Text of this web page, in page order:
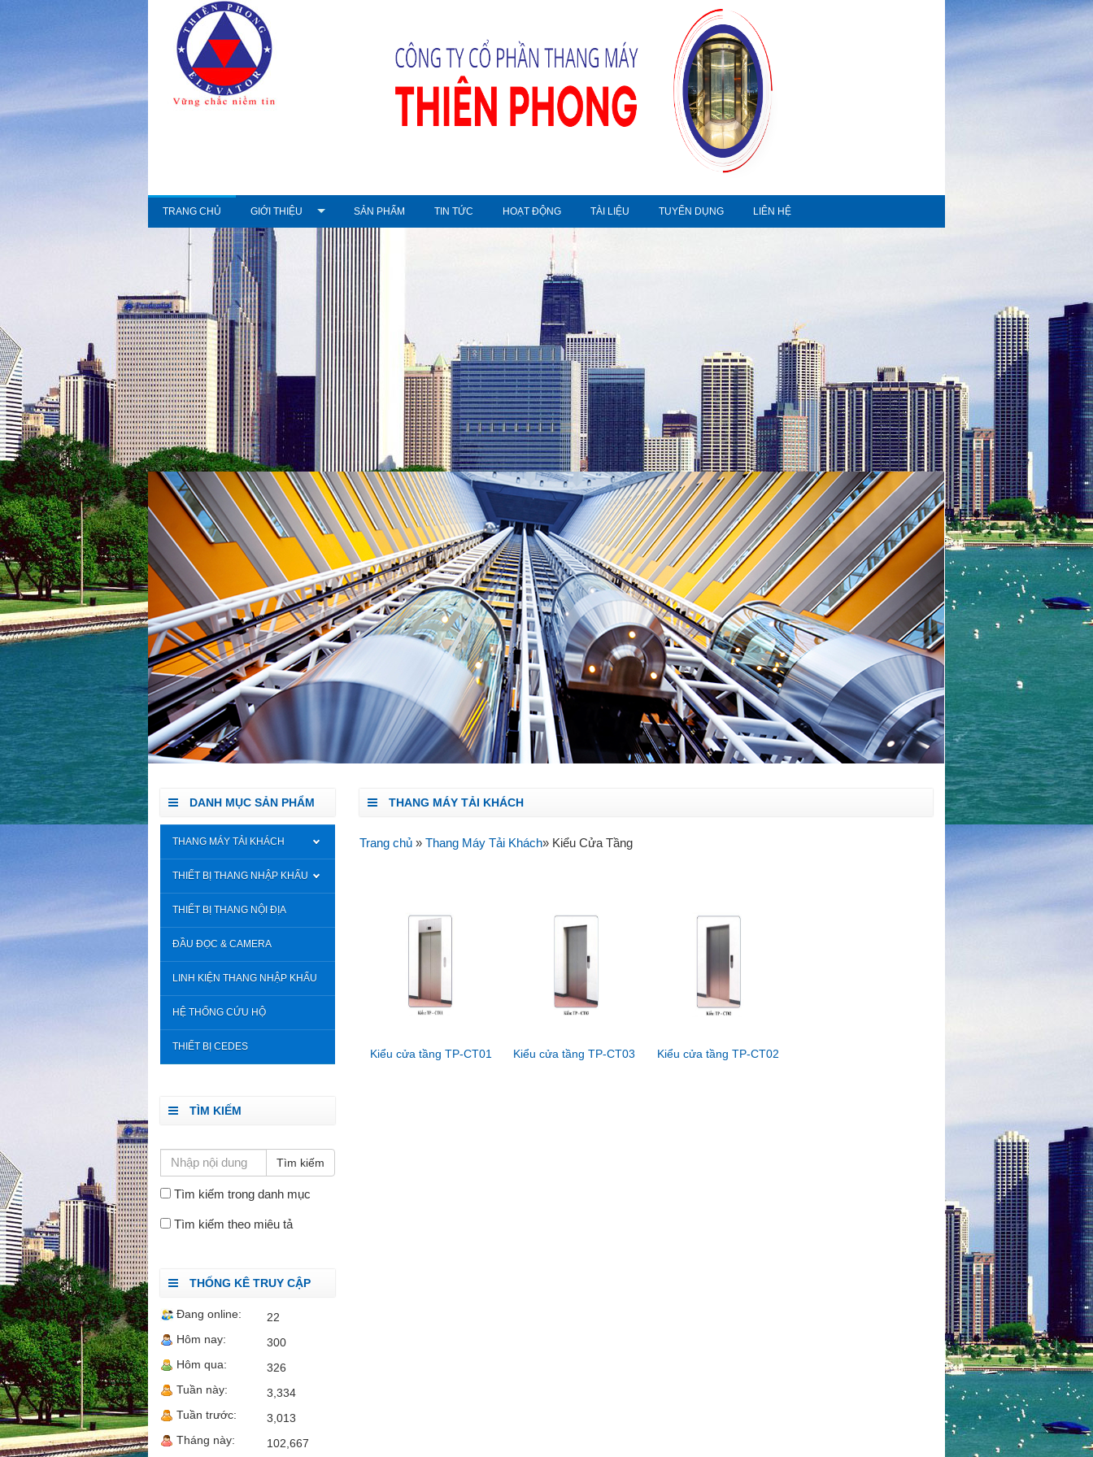
TRANG CHỦ GIỚI THIỆU SẢN PHẨM TIN TỨC HOẠT ĐỘNG TÀI LIỆU TUYỂN DỤNG LIÊN HỆ
DANH MỤC SẢN PHẨM
THANG MÁY TẢI KHÁCH
THIẾT BỊ THANG NHẬP KHẨU
THIẾT BỊ THANG NỘI ĐỊA
ĐẦU ĐỌC & CAMERA
LINH KIỆN THANG NHẬP KHẨU
HỆ THỐNG CỨU HỘ
THIẾT BỊ CEDES
TÌM KIẾM
Tìm kiếm trong danh mục
Tìm kiếm theo miêu tả
THỐNG KÊ TRUY CẬP
Đang online:
22
Hôm nay:
300
Hôm qua:
326
Tuần này:
3,334
Tuần trước:
3,013
Tháng này:
102,667
THANG MÁY TẢI KHÁCH
Trang chủ » Thang Máy Tải Khách» Kiểu Cửa Tầng
Kiểu cửa tầng TP-CT01 Kiểu cửa tầng TP-CT03 Kiểu cửa tầng TP-CT02